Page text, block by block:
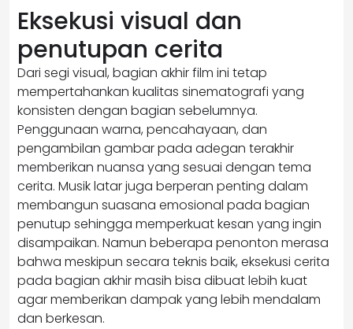
Eksekusi visual dan
penutupan cerita
Dari segi visual, bagian akhir film ini tetap
mempertahankan kualitas sinematografi yang
konsisten dengan bagian sebelumnya.
Penggunaan warna, pencahayaan, dan
pengambilan gambar pada adegan terakhir
memberikan nuansa yang sesuai dengan tema
cerita. Musik latar juga berperan penting dalam
membangun suasana emosional pada bagian
penutup sehingga memperkuat kesan yang ingin
disampaikan. Namun beberapa penonton merasa
bahwa meskipun secara teknis baik, eksekusi cerita
pada bagian akhir masih bisa dibuat lebih kuat
agar memberikan dampak yang lebih mendalam
dan berkesan.